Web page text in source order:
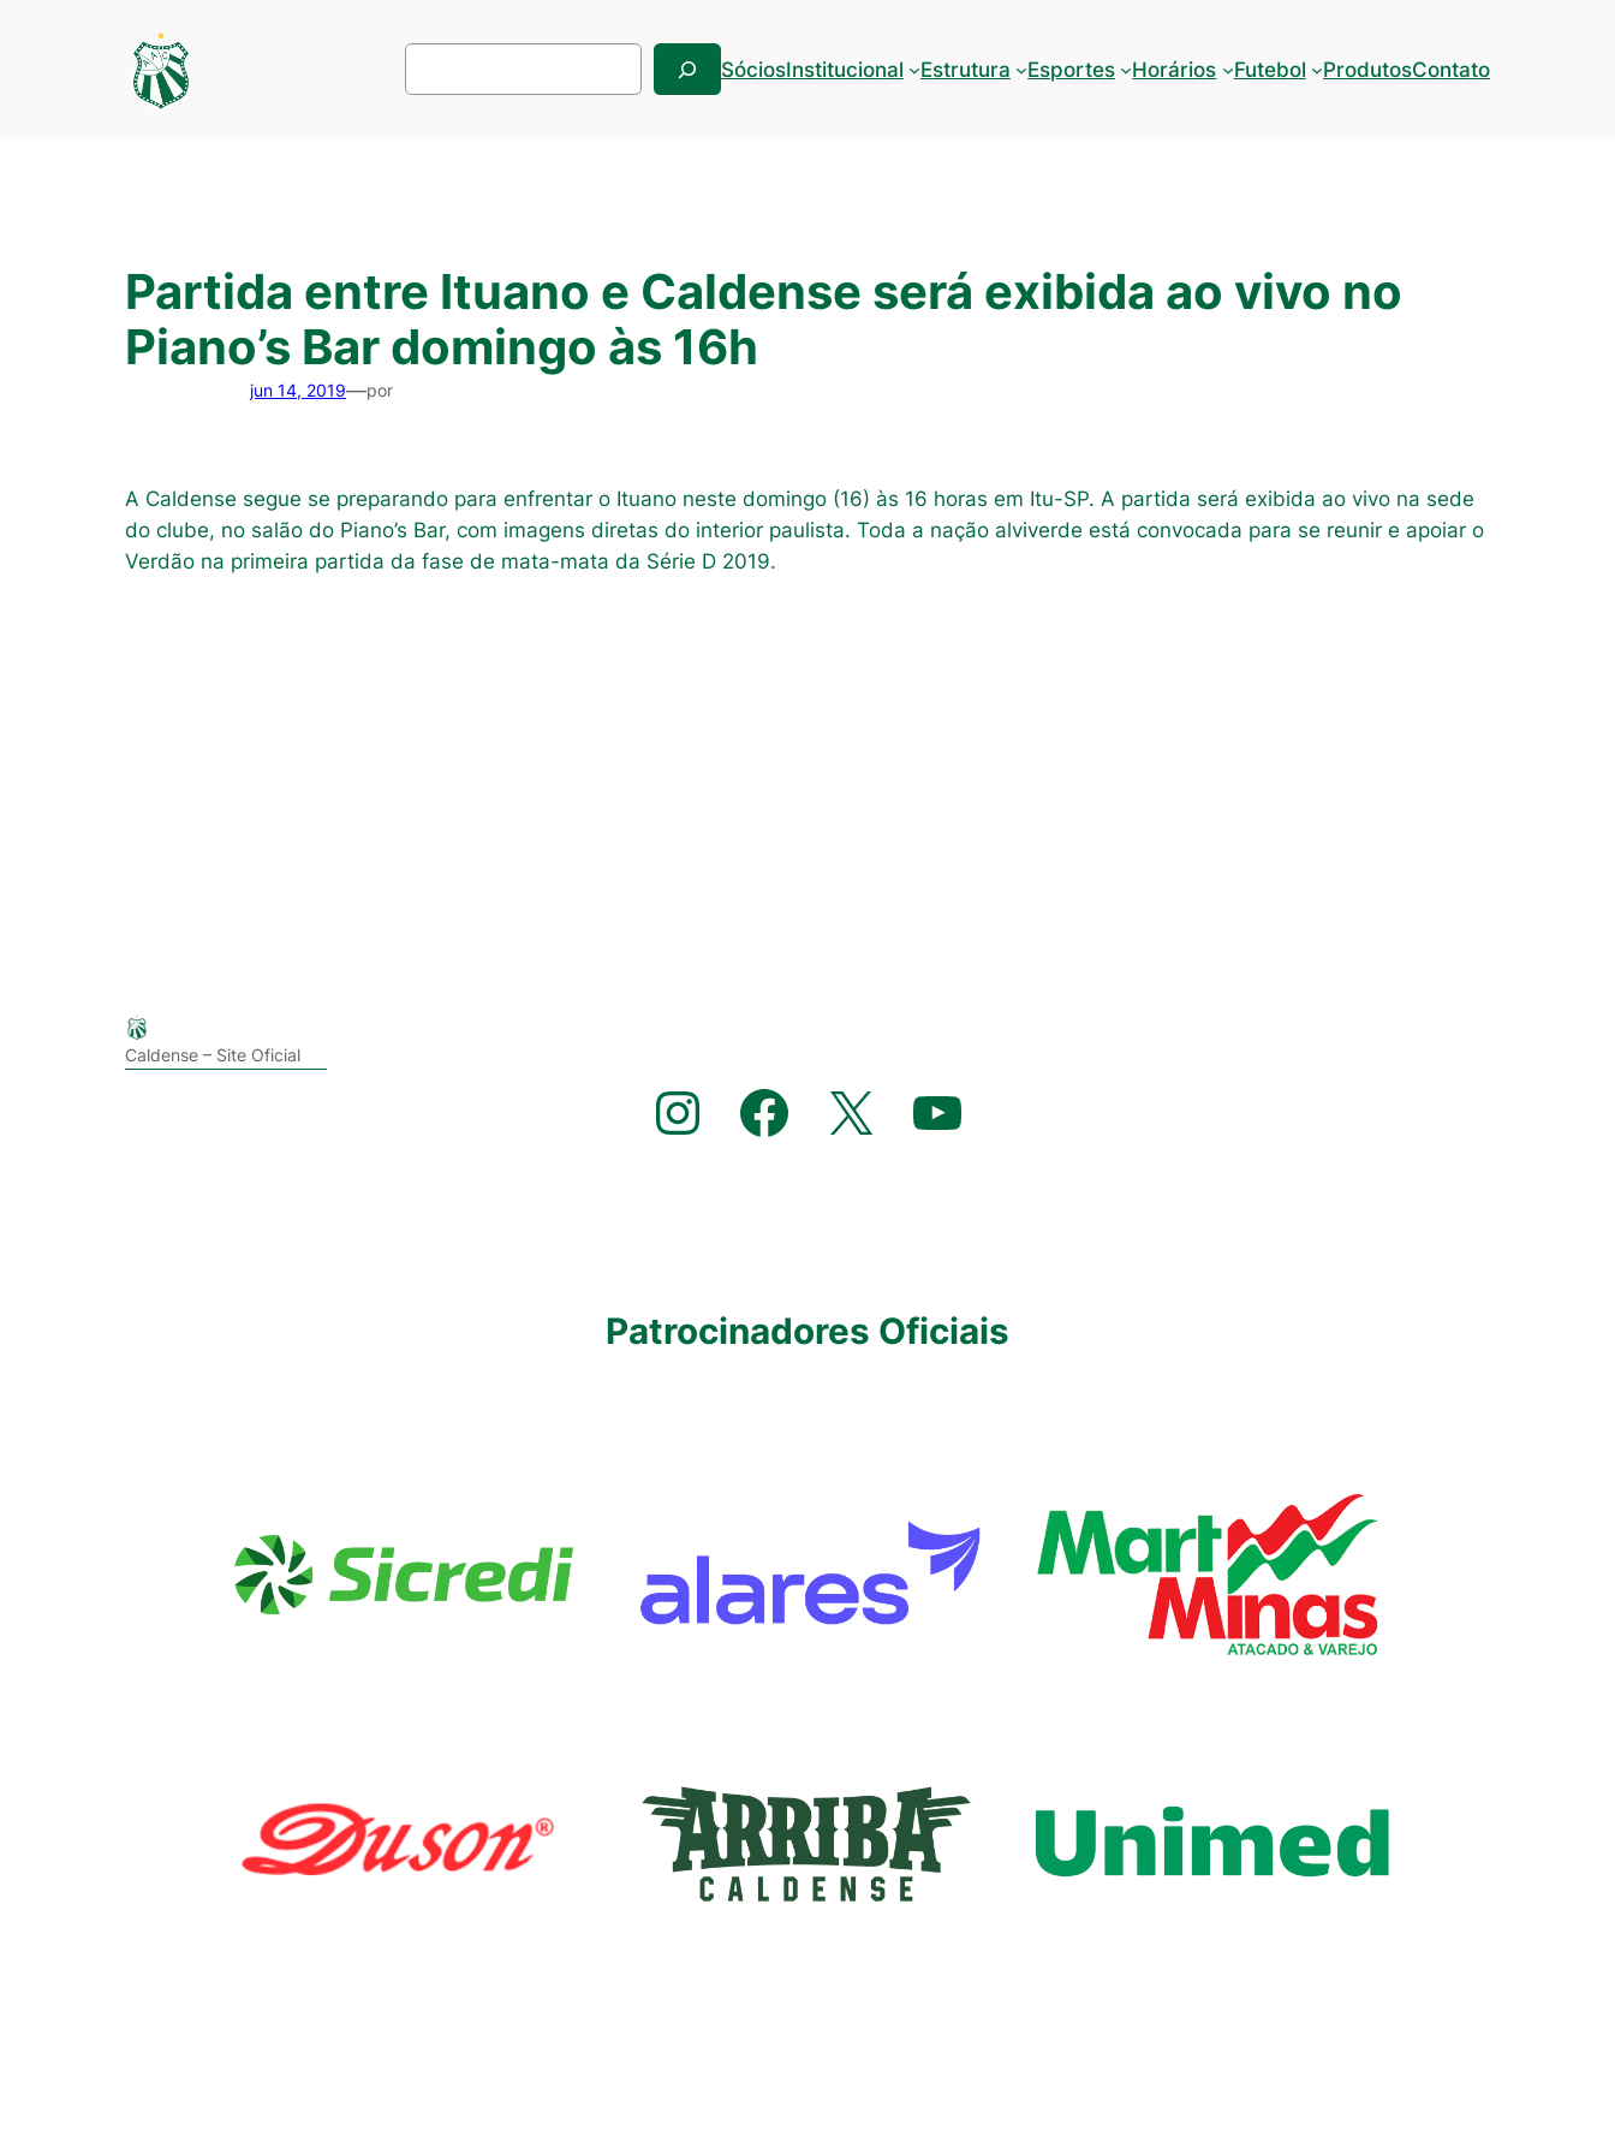
Pesquisar
SóciosInstitucional Estrutura Esportes Horários Futebol ProdutosContato
Partida entre Ituano e Caldense será exibida ao vivo no
Piano’s Bar domingo às 16h
jun 14, 2019—por
A Caldense segue se preparando para enfrentar o Ituano neste domingo (16) às 16 horas em Itu-SP. A partida será exibida ao vivo na sede
do clube, no salão do Piano’s Bar, com imagens diretas do interior paulista. Toda a nação alviverde está convocada para se reunir e apoiar o
Verdão na primeira partida da fase de mata-mata da Série D 2019.
Caldense – Site Oficial
Instagram Facebook X YouTube
Patrocinadores Oficiais